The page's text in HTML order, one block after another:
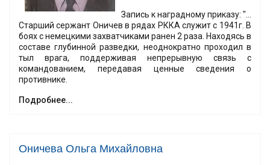
Запись к наградному приказу: "...
Старший сержант Оничев в рядах РККА служит с 1941г. В
боях с немецкими захватчиками ранен 2 раза. Находясь в
составе глубинной разведки, неоднократно проходил в
тыл врага, поддерживая непрерывную связь с
командованием, передавая ценные сведения о
противнике.
Подробнее...
Оничева Ольга Михайловна